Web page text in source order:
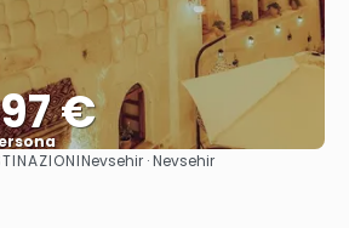
€
Vedere
Nevsehir · Nevsehir